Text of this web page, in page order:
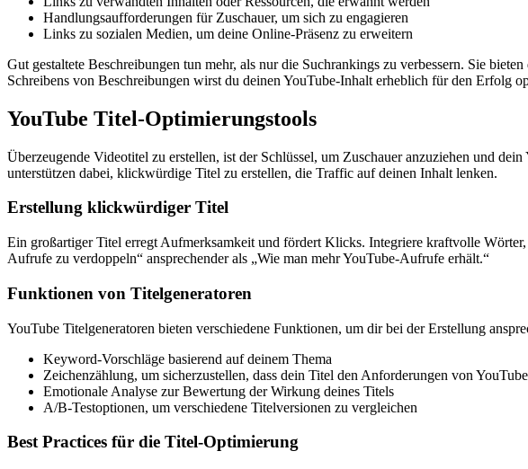
Handlungsaufforderungen für Zuschauer, um sich zu engagieren
Links zu sozialen Medien, um deine Online-Präsenz zu erweitern
Gut gestaltete Beschreibungen tun mehr, als nur die Suchrankings zu verbessern. Sie
Schreibens von Beschreibungen wirst du deinen YouTube-Inhalt erheblich für den Erfolg
YouTube Titel-Optimierungstools
Überzeugende Videotitel zu erstellen, ist der Schlüssel, um Zuschauer anzuziehen und
unterstützen dabei, klickwürdige Titel zu erstellen, die Traffic auf deinen Inhalt lenken.
Erstellung klickwürdiger Titel
Ein großartiger Titel erregt Aufmerksamkeit und fördert Klicks. Integriere kraftvolle
Aufrufe zu verdoppeln“ ansprechender als „Wie man mehr YouTube-Aufrufe erhält.“
Funktionen von Titelgeneratoren
YouTube Titelgeneratoren bieten verschiedene Funktionen, um dir bei der Erstellung
Keyword-Vorschläge basierend auf deinem Thema
Zeichenzählung, um sicherzustellen, dass dein Titel den Anforderungen von
Emotionale Analyse zur Bewertung der Wirkung deines Titels
A/B-Testoptionen, um verschiedene Titelversionen zu vergleichen
Best Practices für die Titel-Optimierung